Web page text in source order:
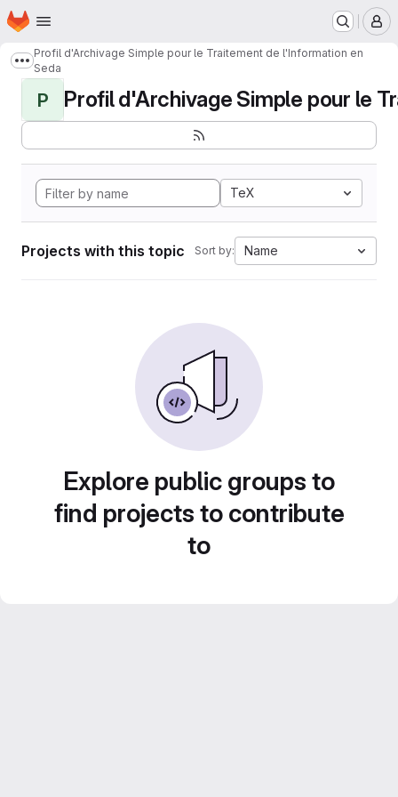
Skip to main content
Homepage
Show more breadcrumbs
Profil d'Archivage Simple pour le Traitement de l'Information en
Seda
P Profil d'Archivage Simple pour le
TeX
Projects with this topic Sort by: Name
Explore public groups to
find projects to contribute
to